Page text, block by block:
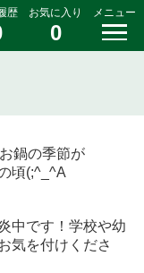
歴 お気に入り
0
メニュー
鍋の季節が
頃(;^_^A
中です！学校や幼
気を付けくださ